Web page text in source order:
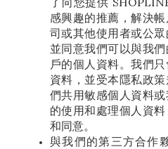
感興趣的推薦，解決
司或其他使用者或公
並同意我們可以與我
戶的個人資料。我們
資料，並受本隱私政
們共用敏感個人資料
的使用和處理個人資
和同意。
與我們的第三方合作